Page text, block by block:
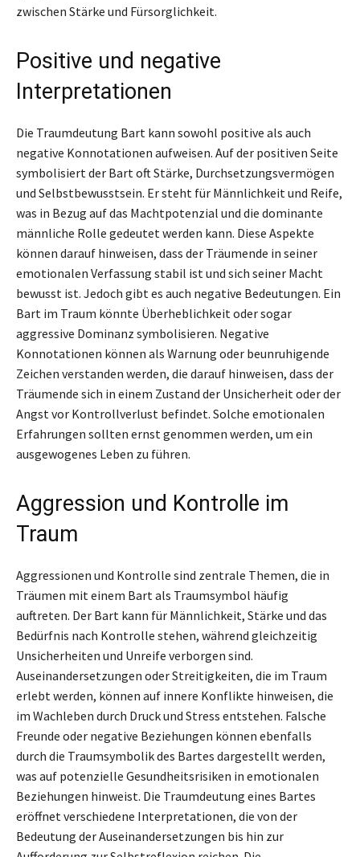
zwischen Stärke und Fürsorglichkeit.
Positive und negative
Interpretationen
Die Traumdeutung Bart kann sowohl positive als auch
negative Konnotationen aufweisen. Auf der positiven Seite
symbolisiert der Bart oft Stärke, Durchsetzungsvermögen
und Selbstbewusstsein. Er steht für Männlichkeit und Reife,
was in Bezug auf das Machtpotenzial und die dominante
männliche Rolle gedeutet werden kann. Diese Aspekte
können darauf hinweisen, dass der Träumende in seiner
emotionalen Verfassung stabil ist und sich seiner Macht
bewusst ist. Jedoch gibt es auch negative Bedeutungen. Ein
Bart im Traum könnte Überheblichkeit oder sogar
aggressive Dominanz symbolisieren. Negative
Konnotationen können als Warnung oder beunruhigende
Zeichen verstanden werden, die darauf hinweisen, dass der
Träumende sich in einem Zustand der Unsicherheit oder der
Angst vor Kontrollverlust befindet. Solche emotionalen
Erfahrungen sollten ernst genommen werden, um ein
ausgewogenes Leben zu führen.
Aggression und Kontrolle im
Traum
Aggressionen und Kontrolle sind zentrale Themen, die in
Träumen mit einem Bart als Traumsymbol häufig
auftreten. Der Bart kann für Männlichkeit, Stärke und das
Bedürfnis nach Kontrolle stehen, während gleichzeitig
Unsicherheiten und Unreife verborgen sind.
Auseinandersetzungen oder Streitigkeiten, die im Traum
erlebt werden, können auf innere Konflikte hinweisen, die
im Wachleben durch Druck und Stress entstehen. Falsche
Freunde oder negative Beziehungen können ebenfalls
durch die Traumsymbolik des Bartes dargestellt werden,
was auf potenzielle Gesundheitsrisiken in emotionalen
Beziehungen hinweist. Die Traumdeutung eines Bartes
eröffnet verschiedene Interpretationen, die von der
Bedeutung der Auseinandersetzungen bis hin zur